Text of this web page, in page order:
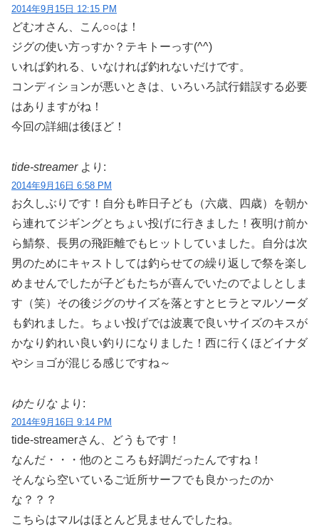
2014年9月15日 12:15 PM
どむオさん、こん○○は！
ジグの使い方っすか？テキトーっす(^^)
いれば釣れる、いなければ釣れないだけです。
コンディションが悪いときは、いろいろ試行錯誤する必要
はありますがね！
今回の詳細は後ほど！
tide-streamer より:
2014年9月16日 6:58 PM
お久しぶりです！自分も昨日子ども（六歳、四歳）を朝か
ら連れてジギングとちょい投げに行きました！夜明け前か
ら鯖祭、長男の飛距離でもヒットしていました。自分は次
男のためにキャストしては釣らせての繰り返しで祭を楽し
めませんでしたが子どもたちが喜んでいたのでよしとしま
す（笑）その後ジグのサイズを落とすとヒラとマルソーダ
も釣れました。ちょい投げでは波裏で良いサイズのキスが
かなり釣れい良い釣りになりました！西に行くほどイナダ
やショゴが混じる感じですね～
ゆたりな より:
2014年9月16日 9:14 PM
tide-streamerさん、どうもです！
なんだ・・・他のところも好調だったんですね！
そんなら空いているご近所サーフでも良かったのか
な？？？
こちらはマルはほとんど見ませんでしたね。